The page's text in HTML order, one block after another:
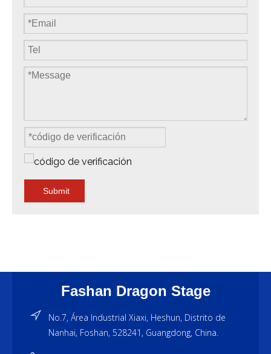
Submit
Fashan Dragon Stage
No.7, Área Industrial Xiaxi, Heshun, Distrito de
Nanhai, Foshan, 528241, Guangdong, China.